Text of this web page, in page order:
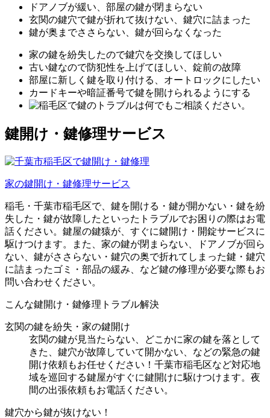
ドアノブが緩い、部屋の鍵が閉まらない
玄関の鍵穴で鍵が折れて抜けない、鍵穴に詰まった
鍵が奥までささらない、鍵が回らなくなった
家の鍵を紛失したので鍵穴を交換してほしい
古い鍵なので防犯性を上げてほしい、錠前の故障
部屋に新しく鍵を取り付ける、オートロックにしたい
カードキーや暗証番号で鍵を開けられるようにする
鍵開け・鍵修理サービス
家の鍵開け・鍵修理サービス
稲毛・千葉市稲毛区で、鍵を開ける・鍵が開かない・鍵を紛
失した・鍵が故障したといったトラブルでお困りの際はお電
話ください。鍵屋の鍵猿が、すぐに鍵開け・開錠サービスに
駆けつけます。また、家の鍵が閉まらない、ドアノブが回ら
ない、鍵がささらない・鍵穴の奥で折れてしまった鍵・鍵穴
に詰まったゴミ・部品の緩み、など鍵の修理が必要な際もお
問い合わせください。
こんな鍵開け・鍵修理トラブル解決
玄関の鍵を紛失・家の鍵開け
玄関の鍵が見当たらない、どこかに家の鍵を落として
きた、鍵穴が故障していて開かない、などの緊急の鍵
開け依頼もお任せください！千葉市稲毛区など対応地
域を巡回する鍵屋がすぐに鍵開けに駆けつけます。夜
間の出張依頼もお電話ください。
鍵穴から鍵が抜けない！